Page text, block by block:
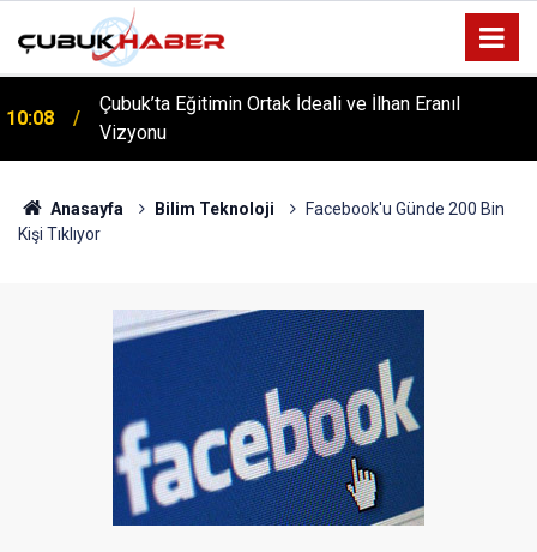
Çubuk’ta Eğitimin Ortak İdeali ve İlhan Eranıl
Vizyonu
12:06
ÇUBUK’TA ‘YAZA MERHABA’ COŞKUSU: Kursiyerler
Gönüllerince Eğlendi!
Anasayfa Bilim Teknoloji
Facebook'u Günde 200 Bin
Kişi Tıklıyor